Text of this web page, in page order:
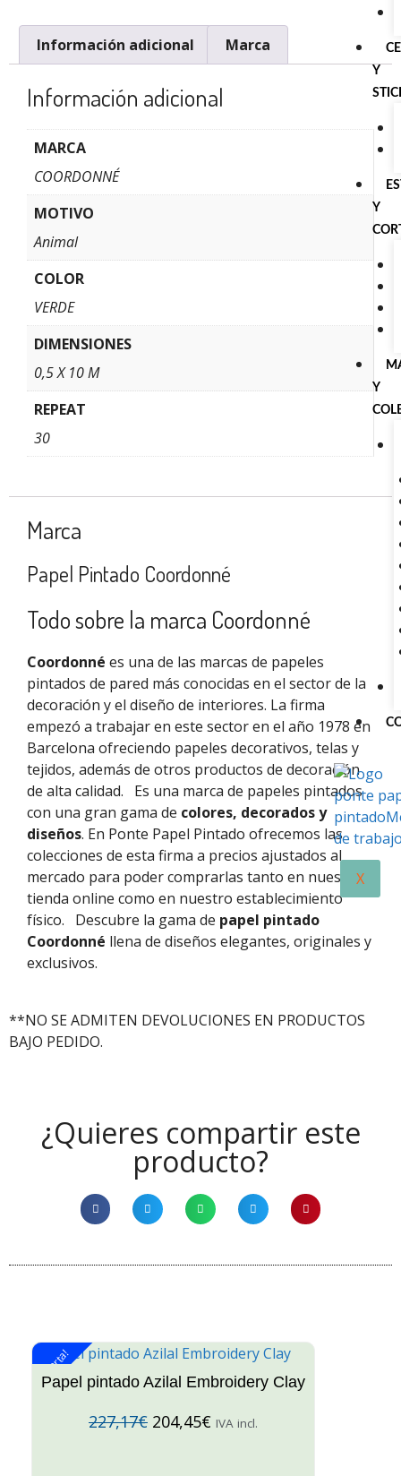
Y
Y
Y
X
Información adicional Marca
Información adicional
MARCA
COORDONNÉ
MOTIVO
Animal
COLOR
VERDE
DIMENSIONES
0,5 X 10 M
REPEAT
30
Marca
Papel Pintado Coordonné
Todo sobre la marca Coordonné
Coordonné es una de las marcas de papeles
pintados de pared más conocidas en el sector de la
decoración y el diseño de interiores. La firma
empezó a trabajar en este sector en el año 1978 en
Barcelona ofreciendo papeles decorativos, telas y
tejidos, además de otros productos de decoración
de alta calidad.
Es una marca de papeles pintados
con una gran gama de colores, decorados y
diseños. En Ponte Papel Pintado ofrecemos las
colecciones de esta firma a precios ajustados al
mercado para poder comprarlas tanto en nuestra
tienda online como en nuestro establecimiento
físico.
Descubre la gama de papel pintado
Coordonné llena de diseños elegantes, originales y
exclusivos.
**NO SE ADMITEN DEVOLUCIONES EN PRODUCTOS
BAJO PEDIDO.
¿Quieres compartir este
producto?
¡Oferta!
Papel pintado Azilal Embroidery Clay
227,17€ 204,45€ IVA incl.